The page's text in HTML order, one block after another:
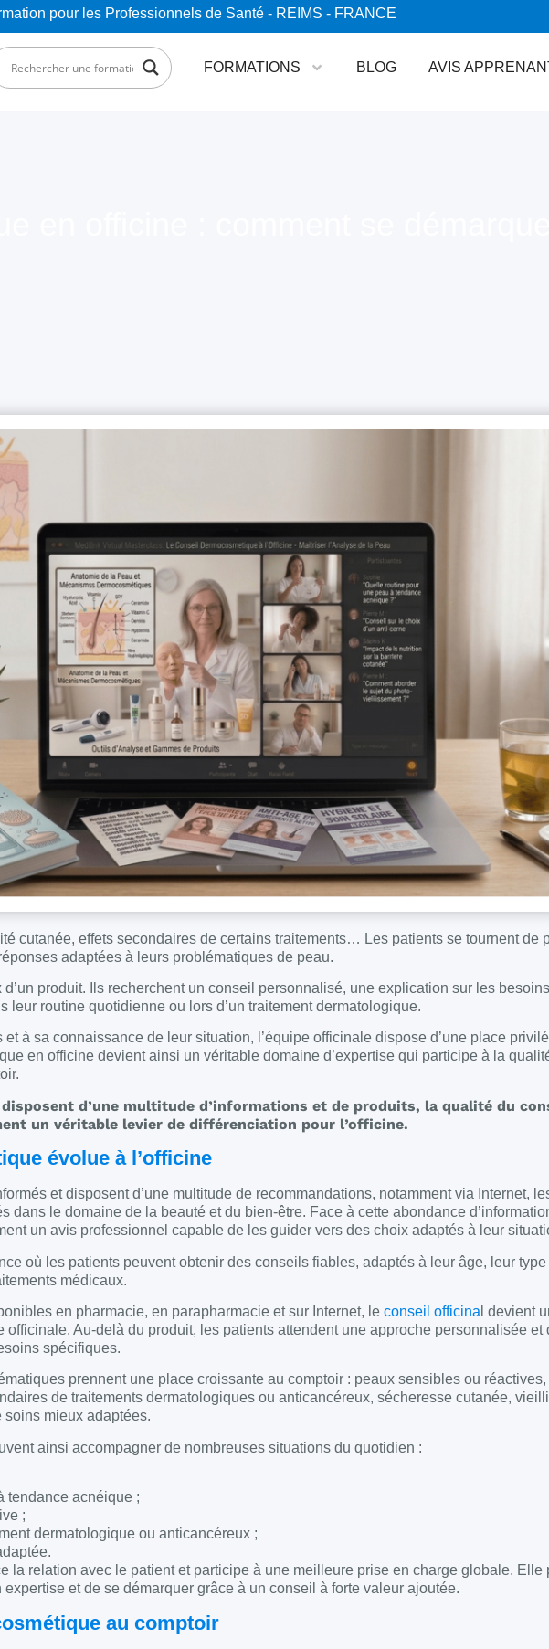
pour les Professionnels de Santé - REIMS - FRANCE
FORMATIONS BLOG AVIS
cutanée, effets secondaires de certains traitements… Les patients se tournent de
adaptées à leurs problématiques de peau.
produit. Ils recherchent un conseil personnalisé, une explication sur les
leur routine quotidienne ou lors d’un traitement dermatologique.
à sa connaissance de leur situation, l’équipe officinale dispose d’une place
en officine devient ainsi un véritable domaine d’expertise qui participe à la
d’une multitude d’informations et de produits, la qualité du
un véritable levier de différenciation pour l’officine.
évolue à l’officine
et disposent d’une multitude de recommandations, notamment via Internet,
dans le domaine de la beauté et du bien-être. Face à cette abondance
un avis professionnel capable de les guider vers des choix adaptés à leur
où les patients peuvent obtenir des conseils fiables, adaptés à leur âge, leur
médicaux.
en pharmacie, en parapharmacie et sur Internet, le conseil officina l devient
officinale. Au-delà du produit, les patients attendent une approche personnalisée et
spécifiques.
prennent une place croissante au comptoir : peaux sensibles ou
de traitements dermatologiques ou anticancéreux, sécheresse cutanée,
mieux adaptées.
ainsi accompagner de nombreuses situations du quotidien :
tendance acnéique ;
;
dermatologique ou anticancéreux ;
la relation avec le patient et participe à une meilleure prise en charge globale. Elle
et de se démarquer grâce à un conseil à forte valeur ajoutée.
au comptoir